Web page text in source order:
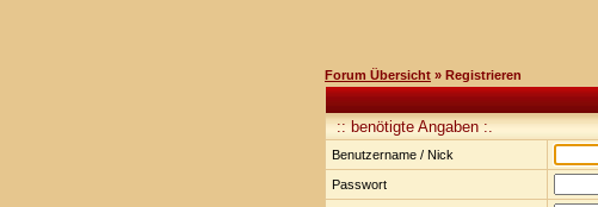
Forum Übersicht » Registrieren
:: benötigte Angaben :.
Benutzername / Nick
Passwort